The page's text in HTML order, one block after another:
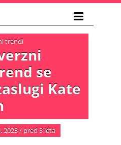
trendi
se
Kate
2023/ pred 3 leta